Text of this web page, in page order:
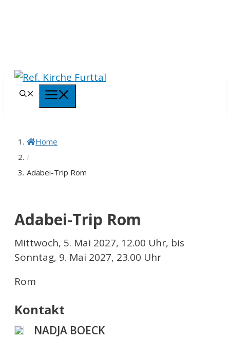
Home
/
Adabei-Trip Rom
Adabei-Trip Rom
Mittwoch, 5. Mai 2027, 12.00 Uhr, bis
Sonntag, 9. Mai 2027, 23.00 Uhr
Rom
Kontakt
NADJA BOECK